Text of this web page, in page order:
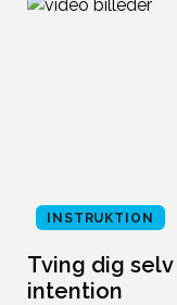
INSTRUKTION
Tving dig
intention